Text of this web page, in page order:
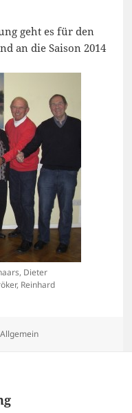
geht es für den
an die Saison 2014
Dieter
Reinhard
Kategorien
Allgemein